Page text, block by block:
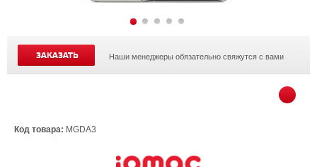
ЗАКАЗАТЬ Наши менеджеры обязательно свяжутся с вами
Код товара: MGDA3